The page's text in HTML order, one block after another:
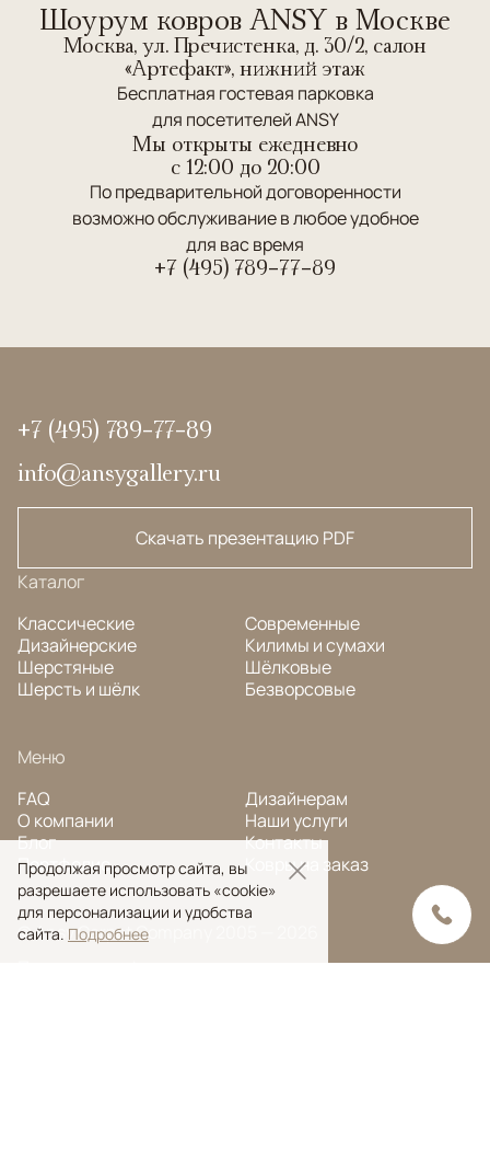
Шоурум ковров ANSY в Москве
Москва, ул. Пречистенка, д. 30/2, салон
«Артефакт», нижний этаж
Бесплатная гостевая парковка
для посетителей ANSY
Мы открыты ежедневно
c 12:00 до 20:00
По предварительной договоренности
возможно обслуживание в любое удобное
для вас время
+7 (495) 789-77-89
+7 (495) 789-77-89
info@ansygallery.ru
Скачать презентацию PDF
Каталог
Классические
Дизайнерские
Шерстяные
Шерсть и шёлк
Современные
Килимы и сумахи
Шёлковые
Безворсовые
Меню
FAQ
О компании
Блог
Портфолио
Дизайнерам
Наши услуги
Контакты
Ковры на заказ
© Ansy Carpet Company 2005 — 2026
Продолжая просмотр сайта, вы
разрешаете использовать «cookie»
для персонализации и удобства
сайта. Подробнее